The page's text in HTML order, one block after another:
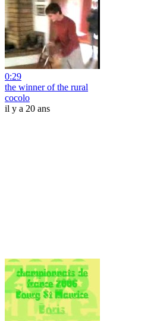
0:29
the winner of the rural
cocolo
il y a 20 ans